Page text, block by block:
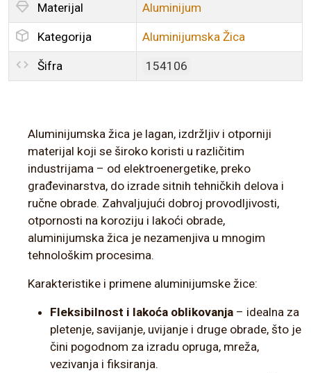
Materijal Aluminijum
Kategorija Aluminijumska Žica
Šifra 154106
Aluminijumska žica je lagan, izdržljiv i otporniji
materijal koji se široko koristi u različitim
industrijama – od elektroenergetike, preko
građevinarstva, do izrade sitnih tehničkih delova i
ručne obrade. Zahvaljujući dobroj provodljivosti,
otpornosti na koroziju i lakoći obrade,
aluminijumska žica je nezamenjiva u mnogim
tehnološkim procesima.
Karakteristike i primene aluminijumske žice:
Fleksibilnost i lakoća oblikovanja – idealna za
pletenje, savijanje, uvijanje i druge obrade, što je
čini pogodnom za izradu opruga, mreža,
vezivanja i fiksiranja.